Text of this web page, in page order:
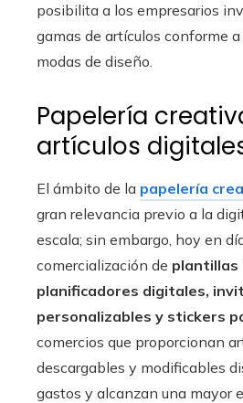
posibilita a los empresarios
gamas de artículos conforme
modas de diseño.
Papelería
artículos
El ámbito de la papelería
gran relevancia previo a la
escala; sin embargo, hoy en
comercialización de plantillas
planificadores digitales,
personalizables y stickers
comercios que proporcionan
descargables y modificables
gastos y alcanzan una mayor